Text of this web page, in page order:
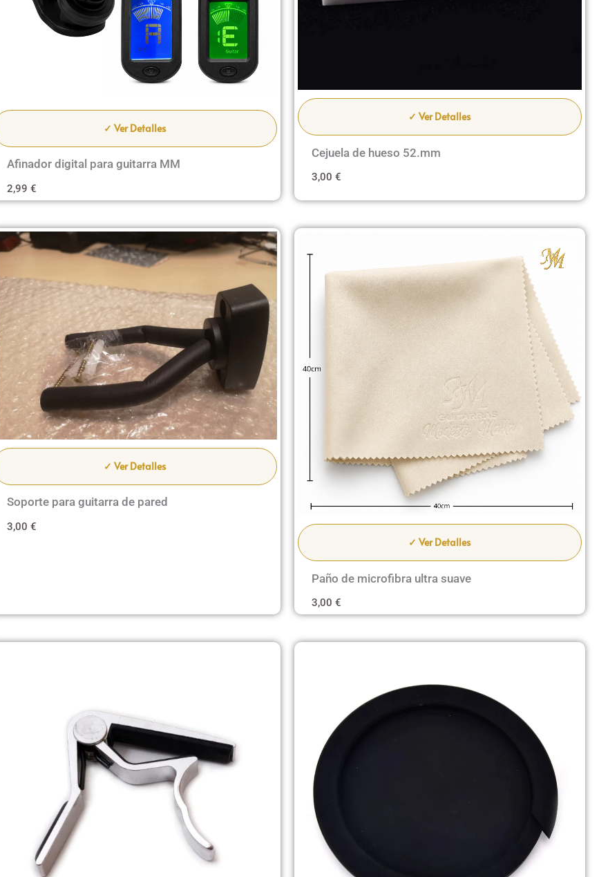
✓ Ver Detalles
Afinador digital para guitarra MM
2,99 €
✓ Ver Detalles
Cejuela de hueso 52.mm
3,00€
✓ Ver Detalles
Soporte para guitarra de pared
3,00 €
✓ Ver Detalles
Paño de microfibra ultra suave
3,00€